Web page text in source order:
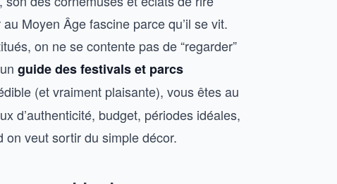
Moyen Âge fascine parce qu’il se vit.
on ne se contente pas de “regarder”
guide des festivals et parcs
(et vraiment plaisante), vous êtes au
d’authenticité, budget, périodes idéales,
veut sortir du simple décor.